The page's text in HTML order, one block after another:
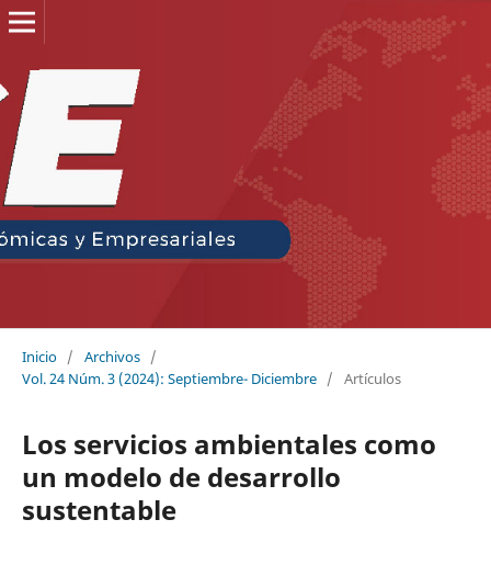
Inicio / Archivos /
Vol. 24 Núm. 3 (2024): Septiembre- Diciembre / Artículos
Los servicios ambientales como
un modelo de desarrollo
sustentable